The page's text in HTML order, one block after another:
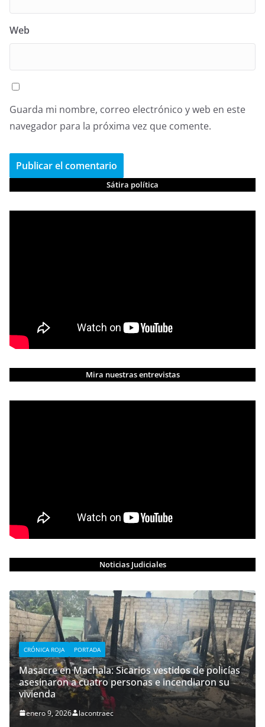
Web
Guarda mi nombre, correo electrónico y web en este
navegador para la próxima vez que comente.
Sátira política
Mira nuestras entrevistas
Noticias Judiciales
CRÓNICA ROJA PORTADA
Masacre en Machala: Sicarios vestidos de policías
asesinaron a cuatro personas e incendiaron su
vivienda
enero 9, 2026 lacontraec